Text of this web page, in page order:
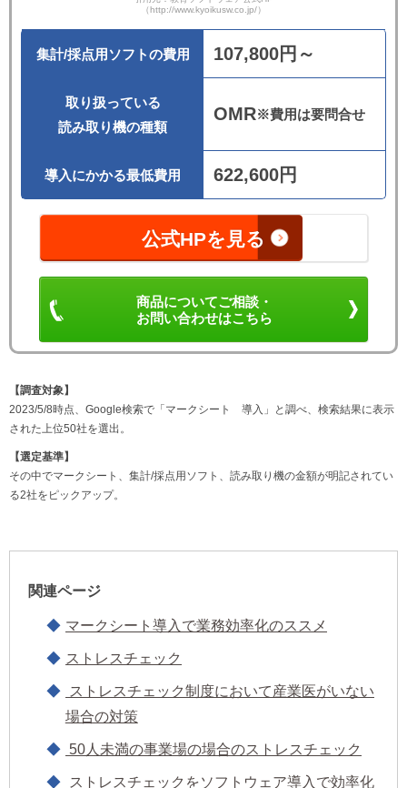
（http://www.kyoikusw.co.jp/）
集計/採点用ソフトの費用 107,800円～
取り扱っている
読み取り機の種類
OMR※費用は要問合せ
導入にかかる最低費用 622,600円
公式HPを見る
商品についてご相談・
お問い合わせはこちら
【調査対象】
2023/5/8時点、Google検索で「マークシート 導入」と調べ、検索結果に表示
された上位50社を選出。
【選定基準】
その中でマークシート、集計/採点用ソフト、読み取り機の金額が明記されてい
る2社をピックアップ。
関連ページ
マークシート導入で業務効率化のススメ
ストレスチェック
ストレスチェック制度において産業医がいない
場合の対策
50人未満の事業場の場合のストレスチェック
ストレスチェックをソフトウェア導入で効率化